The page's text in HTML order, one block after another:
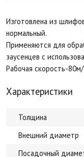
Изготовлена из
нормальный.
Применяются для
заусенцев с
Рабочая скорость-
Характеристики
Толщина
Внешний диаметр
Посадочный